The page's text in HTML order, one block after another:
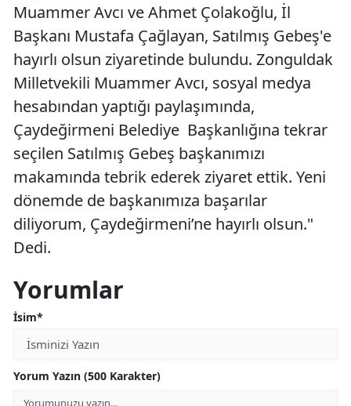
Muammer Avcı ve Ahmet Çolakoğlu, İl
Başkanı Mustafa Çağlayan, Satılmış Gebeş'e
hayırlı olsun ziyaretinde bulundu. Zonguldak
Milletvekili Muammer Avcı, sosyal medya
hesabından yaptığı paylaşımında,
Çaydeğirmeni Belediye Başkanlığına tekrar
seçilen Satılmış Gebeş başkanımızı
makamında tebrik ederek ziyaret ettik. Yeni
dönemde de başkanımıza başarılar
diliyorum, Çaydeğirmeni’ne hayırlı olsun."
Dedi.
Yorumlar
İsim*
Yorum Yazın (500 Karakter)